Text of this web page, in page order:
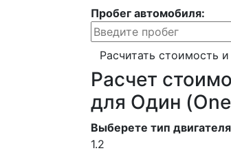
Пробег автомобиля:
Расчитать стоимость и
Расчет
для Один
Выберете тип
1.2